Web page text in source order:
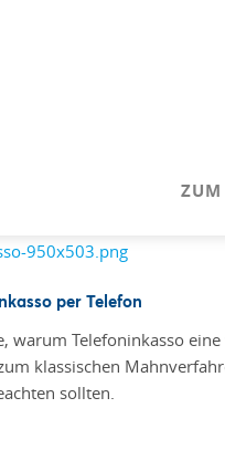
ZUM
per Telefon
warum Telefoninkasso
klassischen
sollten.